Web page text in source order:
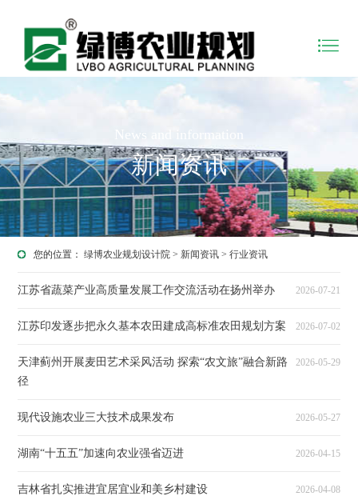
News and information
新闻资讯
您的位置：绿博农业规划设计院 > 新闻资讯 >行业资讯
江苏省蔬菜产业高质量发展工作交流活动在扬州举办 2026-07-21
江苏印发逐步把永久基本农田建成高标准农田规划方案 2026-07-02
天津蓟州开展麦田艺术采风活动 探索“农文旅”融合新路
径
2026-05-29
现代设施农业三大技术成果发布 2026-05-27
湖南“十五五”加速向农业强省迈进 2026-04-15
吉林省扎实推进宜居宜业和美乡村建设 2026-04-08